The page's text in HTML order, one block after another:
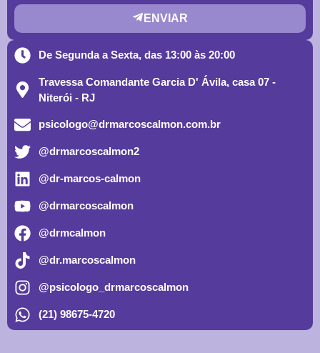
ENVIAR
De Segunda a Sexta, das 13:00 às 20:00
Travessa Comandante Garcia D' Ávila, casa 07 -
Niterói - RJ
psicologo@drmarcoscalmon.com.br
@drmarcoscalmon2
@dr-marcos-calmon
@drmarcoscalmon
@drmcalmon
@dr.marcoscalmon
@psicologo_drmarcoscalmon
(21) 98675-4720